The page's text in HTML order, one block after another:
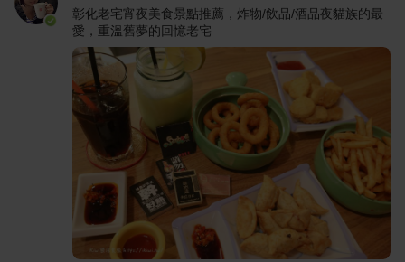
彰化老宅宵夜美食景點推薦，炸物/飲品/酒品夜貓族的最
愛，重溫舊夢的回憶老宅